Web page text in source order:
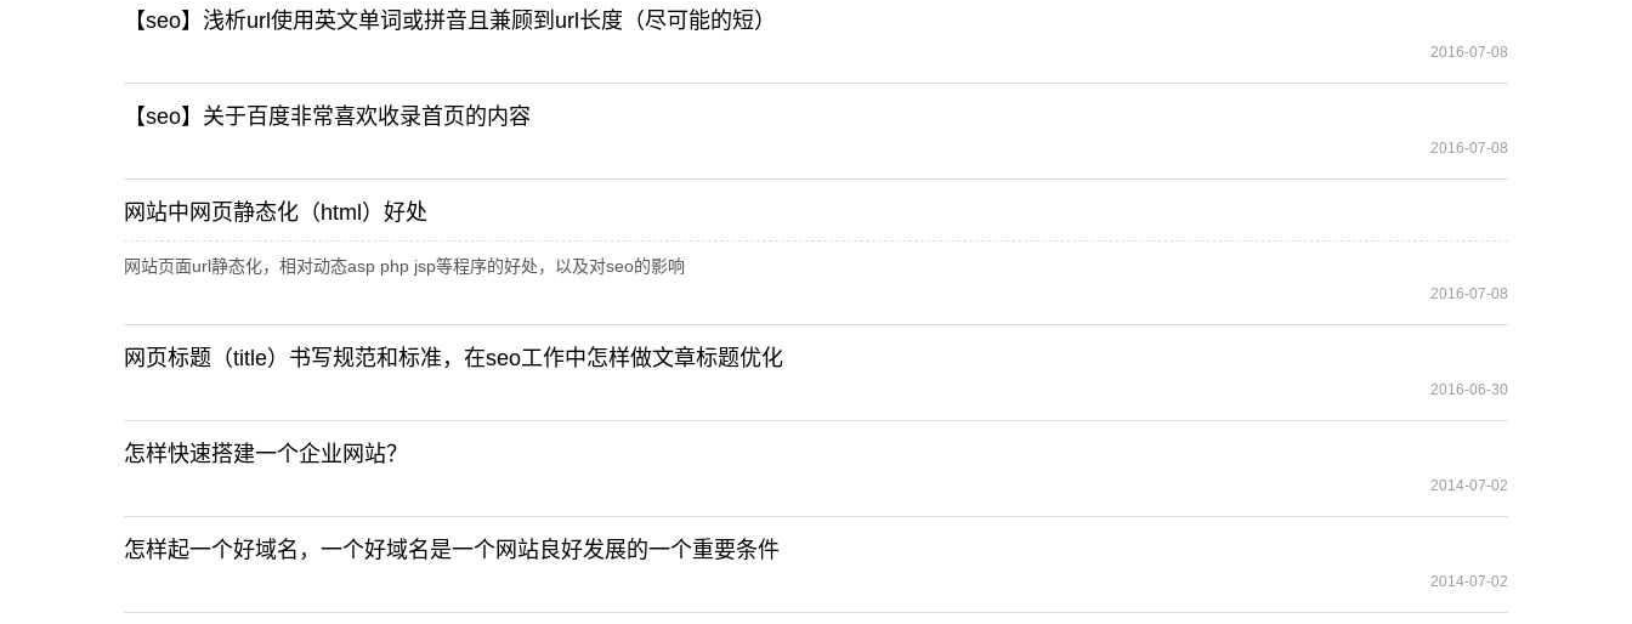
【seo】浅析url使用英文单词或拼音且兼顾到url长度（尽可能的短）
2016-07-08
【seo】关于百度非常喜欢收录首页的内容
2016-07-08
网站中网页静态化（html）好处
网站页面url静态化，相对动态asp php jsp等程序的好处，以及对seo的影响
2016-07-08
网页标题（title）书写规范和标准，在seo工作中怎样做文章标题优化
2016-06-30
怎样快速搭建一个企业网站？
2014-07-02
怎样起一个好域名，一个好域名是一个网站良好发展的一个重要条件
2014-07-02